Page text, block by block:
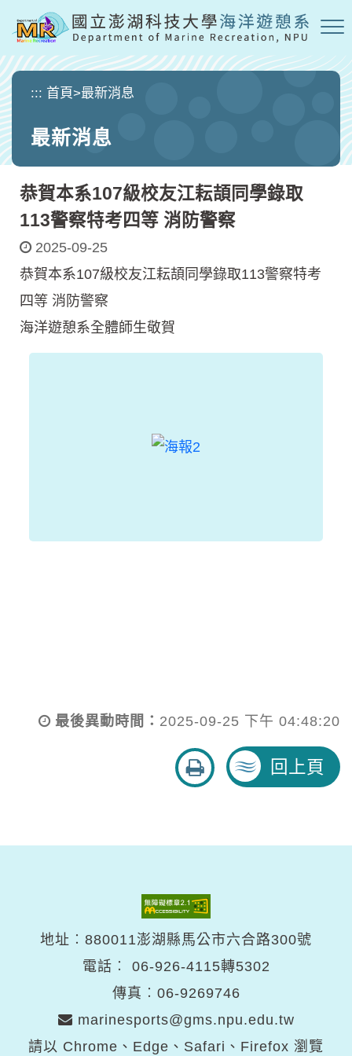
要
內
容
區
塊
::: 首頁>最新消息
最新消息
恭賀本系107級校友江耘頡同學錄取
113警察特考四等 消防警察
2025-09-25
恭賀本系107級校友江耘頡同學錄取113警察特考
四等 消防警察
海洋遊憩系全體師生敬賀
最後異動時間： 2025-09-25 下午 04:48:20
友
善
回上頁
地址︰880011澎湖縣馬公市六合路300號
電話︰ 06-926-4115轉5302
傳真︰06-9269746
marinesports@gms.npu.edu.tw
請以 Chrome、Edge、Safari、Firefox 瀏覽